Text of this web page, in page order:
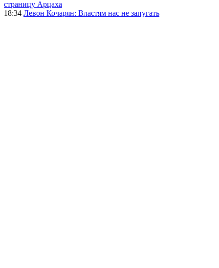
страницу Арцаха
18:34 Левон Кочарян: Властям нас не запугать